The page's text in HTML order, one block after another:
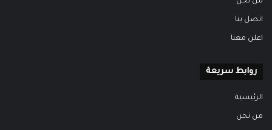
اتصل بنا
اعلن معنا
روابط سريعة
الرئيسية
من نحن